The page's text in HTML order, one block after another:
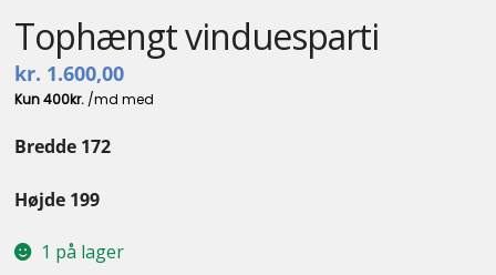
Tophængt vinduesparti
kr. 1.600,00
Bredde 172
Højde 199
1 på lager